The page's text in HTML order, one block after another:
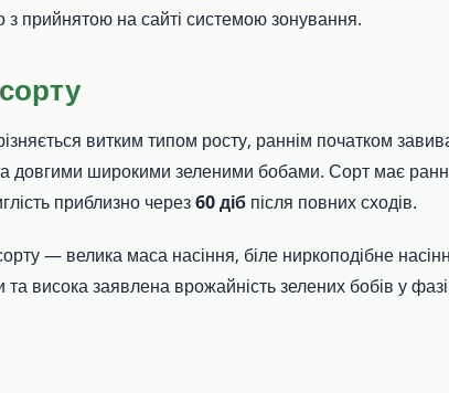
з прийнятою на сайті системою зонування.
витким типом росту, раннім початком
довгими широкими зеленими бобами. Сорт має
приблизно через60 діб після повних сходів.
— велика маса насіння, біле ниркоподібне
та висока заявлена врожайність зелених бобів у